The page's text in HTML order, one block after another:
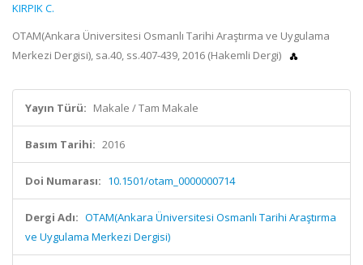
KIRPIK C.
OTAM(Ankara Üniversitesi Osmanlı Tarihi Araştırma ve Uygulama
Merkezi Dergisi), sa.40, ss.407-439, 2016 (Hakemli Dergi)
Yayın Türü: Makale / Tam Makale
Basım Tarihi: 2016
Doi Numarası: 10.1501/otam_0000000714
Dergi Adı: OTAM(Ankara Üniversitesi Osmanlı Tarihi Araştırma
ve Uygulama Merkezi Dergisi)